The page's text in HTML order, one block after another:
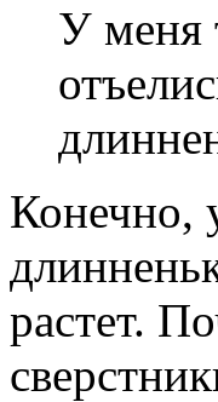
У меня
Конечно,
растет.